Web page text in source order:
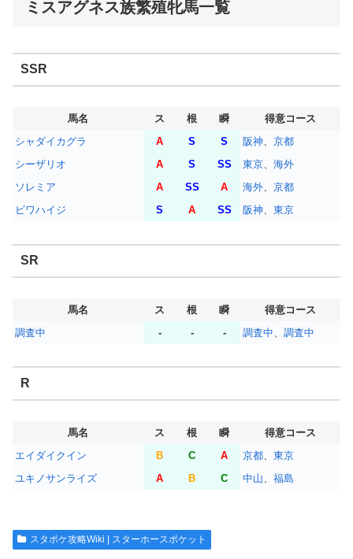
ミスアグネス族繁殖牝馬一覧
SSR
馬名 ス 根 瞬
得意コース
シャダイカグラ
A S S 阪神
京都
シーザリオ
A S SS 東京
海外
ソレミア
A SS A 海外
京都
ビワハイジ
S A SS 阪神 東京
SR
馬名 ス 根 瞬
得意コース
調査中
- - - 調査中 調査中
R
馬名 ス 根 瞬
得意コース
エイダイクイン
B C A 京都
東京
ユキノサンライズ
A B C 中山 福島
スタポケ攻略Wiki | スターホースポケット